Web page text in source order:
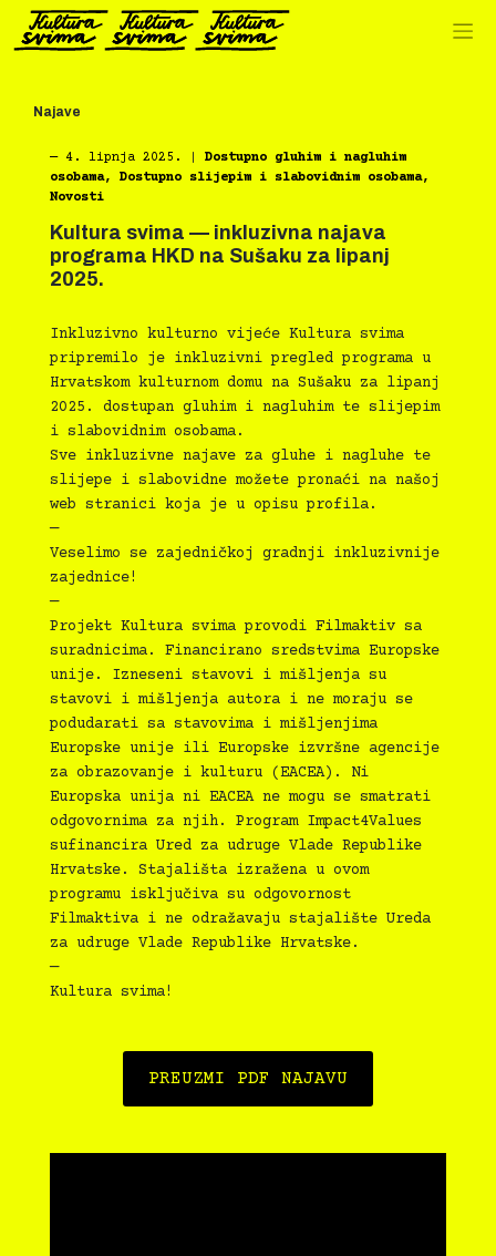
Preskoči
sadržaj
Najave
― 4. lipnja 2025.
Dostupno gluhim i nagluhim
osobama, Dostupno slijepim i slabovidnim osobama,
Novosti
Kultura svima — inkluzivna najava
programa HKD na Sušaku za lipanj
2025.
Inkluzivno kulturno vijeće Kultura svima
pripremilo je inkluzivni pregled programa u
Hrvatskom kulturnom domu na Sušaku za lipanj
2025. dostupan gluhim i nagluhim te slijepim
i slabovidnim osobama.
Sve inkluzivne najave za gluhe i nagluhe te
slijepe i slabovidne možete pronaći na našoj
web stranici koja je u opisu profila.
—
Veselimo se zajedničkoj gradnji inkluzivnije
zajednice!
—
Projekt Kultura svima provodi Filmaktiv sa
suradnicima. Financirano sredstvima Europske
unije. Izneseni stavovi i mišljenja su
stavovi i mišljenja autora i ne moraju se
podudarati sa stavovima i mišljenjima
Europske unije ili Europske izvršne agencije
za obrazovanje i kulturu (EACEA). Ni
Europska unija ni EACEA ne mogu se smatrati
odgovornima za njih. Program Impact4Values
sufinancira Ured za udruge Vlade Republike
Hrvatske. Stajališta izražena u ovom
programu isključiva su odgovornost
Filmaktiva i ne odražavaju stajalište Ureda
za udruge Vlade Republike Hrvatske.
—
Kultura svima!
PREUZMI PDF NAJAVU